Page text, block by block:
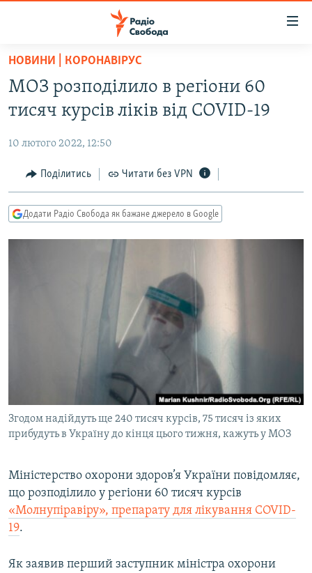
Перейти
основного
матеріалу
до
навігації
Перейти
до
ВСЕ ЗА ДОБУ
ПОЛІТИКА
ЕКОНОМІКА
КУЛЬТУРА
ВІЙНА
РОСІЙСЬКА «ФІЛЬТРАЦІЯ»
КРИМ.РЕАЛІЇ
КИТАЙ.ВИКЛИКИ
СПЕЦПРОЄКТИ
КРИМ РЕАЛІЇ
УКР
КТАТ
НОВИНИ | КОРОНАВІРУС
МОЗ розподілило в регіони 60
тисяч курсів ліків від COVID-19
10 лютого 2022, 12:50
Поділитись Читати без VPN
Додати Радіо Свобода як бажане джерело в Google
Згодом надійдуть ще 240 тисяч курсів, 75 тисяч із яких
прибудуть в Україну до кінця цього тижня, кажуть у МОЗ
Міністерство охорони здоров’я України повідомляє,
що розподілило у регіони 60 тисяч курсів
«Молнупіравіру», препарату для лікування COVID-
19.
Як заявив перший заступник міністра охорони